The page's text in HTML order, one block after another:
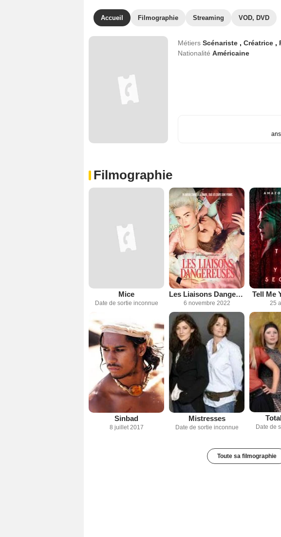
Accueil Filmographie Streaming VOD, DVD
Métiers Scénariste , Créatrice ,
Nationalité Américaine
Filmographie
Mice
Date de sortie inconnue
Les Liaisons Dangereuses
6 novembre 2022
Tell Me
25
Sinbad
8 juillet 2017
Mistresses
Date de sortie inconnue Date de
Toute sa filmographie